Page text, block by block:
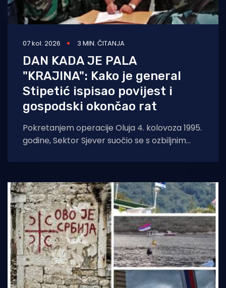
07 kol. 2026 3 MIN. ČITANJA
DAN KADA JE PALA
"KRAJINA": Kako je general
Stipetić ispisao povijest i
gospodski okončao rat
Pokretanjem operacije Oluja 4. kolovoza 1995.
godine, Sektor Sjever suočio se s ozbiljnim
je stvorilo